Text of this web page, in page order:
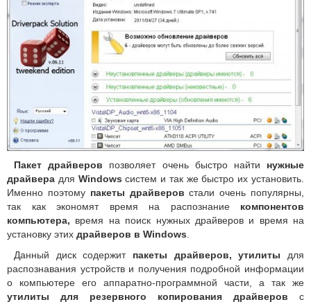
Пакет драйверов позволяет очень быстро найти нужные
драйвера для Windows систем и так же быстро их установить.
Именно поэтому пакеты драйверов стали очень популярны,
так как экономят время на распознание компонентов
компьютера, время на поиск нужных драйверов и время на
установку этих драйверов в Windows.
Данный диск содержит пакеты драйверов, утилиты для
распознавания устройств и получения подробной информации
о компьютере его аппаратно-программной части, а так же
утилиты для резервного копирования драйверов с